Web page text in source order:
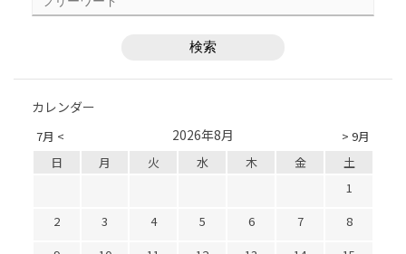
カレンダー
7月 < > 9月
2026年8月
日 月 火 水 木 金
土
1
2
3 4 5 6 7
8